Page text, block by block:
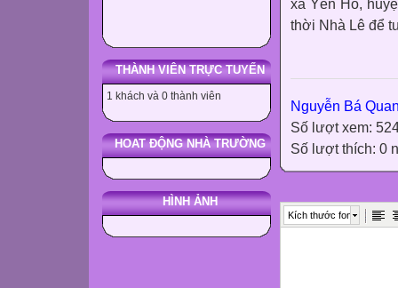
THÀNH VIÊN TRỰC TUYẾN
1 khách và 0 thành viên
HOAT ĐỘNG NHÀ TRƯỜNG
HÌNH ẢNH
xã Yên Hồ,
thời Nhà Lê để
Nguyễn Bá
Số lượt xem:
Số lượt thích: 0
Kích thước font